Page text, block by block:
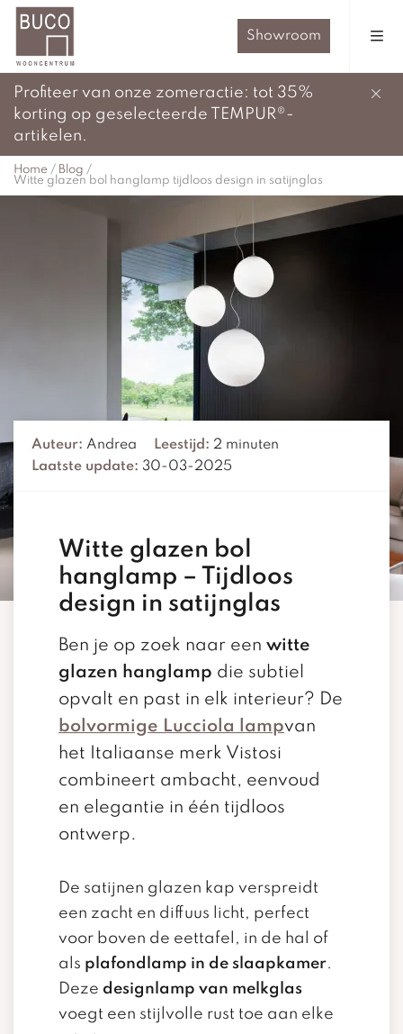
Showroom
Profiteer van onze zomeractie: tot 35%
korting op geselecteerde TEMPUR®-
artikelen.
Home / Blog /
Witte glazen bol hanglamp tijdloos design in satijnglas
Auteur: Andrea Leestijd: 2 minuten
Laatste update: 30-03-2025
Witte glazen bol
hanglamp – Tijdloos
design in satijnglas
Ben je op zoek naar een witte
glazen hanglamp die subtiel
opvalt en past in elk interieur? De
bolvormige Lucciola lampvan
het Italiaanse merk Vistosi
combineert ambacht, eenvoud
en elegantie in één tijdloos
ontwerp.
De satijnen glazen kap verspreidt
een zacht en diffuus licht, perfect
voor boven de eettafel, in de hal of
als plafondlamp in de slaapkamer.
Deze designlamp van melkglas
voegt een stijlvolle rust toe aan elke